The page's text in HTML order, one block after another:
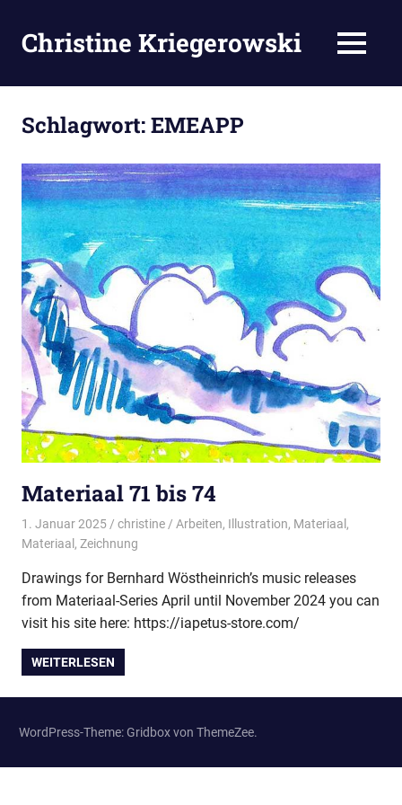
Inhalt
springen
Christine Kriegerowski MENÜ
Schlagwort:EMEAPP
Materiaal 71 bis 74
1. Januar 2025 christine Arbeiten, Illustration, Materiaal ,
Materiaal , Zeichnung
Drawings for Bernhard Wöstheinrich’s music releases
from Materiaal-Series April until November 2024 you can
visit his site here: https://iapetus-store.com/
WEITERLESEN
WordPress-Theme: Gridbox von ThemeZee.